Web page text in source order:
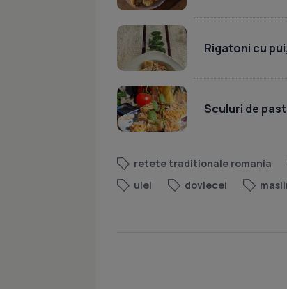
Rigatoni cu
Sculuri de
retete traditionale romania
ulei
dovlecei